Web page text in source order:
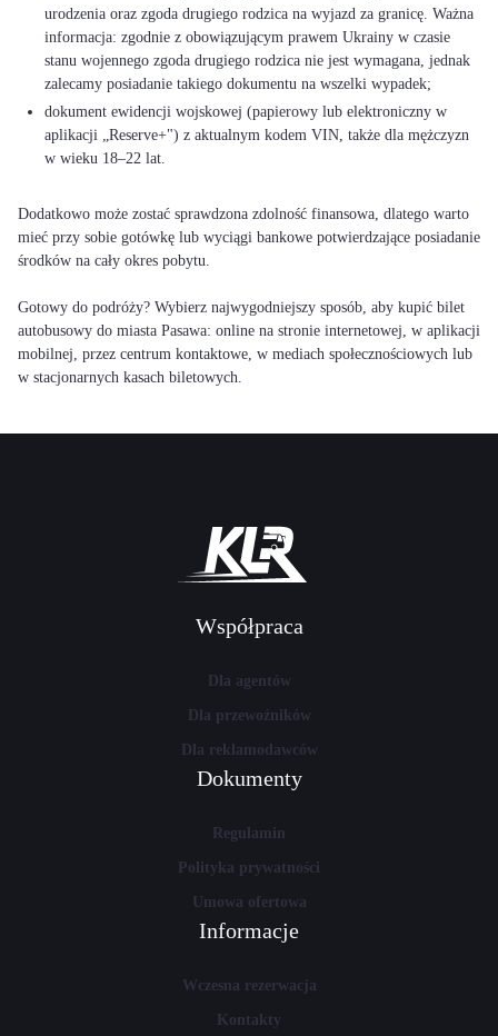
urodzenia oraz zgoda drugiego rodzica na wyjazd za granicę. Ważna
informacja: zgodnie z obowiązującym prawem Ukrainy w czasie
stanu wojennego zgoda drugiego rodzica nie jest wymagana, jednak
zalecamy posiadanie takiego dokumentu na wszelki wypadek;
dokument ewidencji wojskowej (papierowy lub elektroniczny w
aplikacji „Reserve+") z aktualnym kodem VIN, także dla mężczyzn
w wieku 18–22 lat.
Dodatkowo może zostać sprawdzona zdolność finansowa, dlatego warto
mieć przy sobie gotówkę lub wyciągi bankowe potwierdzające posiadanie
środków na cały okres pobytu.
Gotowy do podróży? Wybierz najwygodniejszy sposób, aby kupić bilet
autobusowy do miasta Pasawa: online na stronie internetowej, w aplikacji
mobilnej, przez centrum kontaktowe, w mediach społecznościowych lub
w stacjonarnych kasach biletowych.
Współpraca
Dla agentów
Dla przewoźników
Dla reklamodawców
Dokumenty
Regulamin
Polityka prywatności
Umowa ofertowa
Informacje
Wczesna rezerwacja
Kontakty